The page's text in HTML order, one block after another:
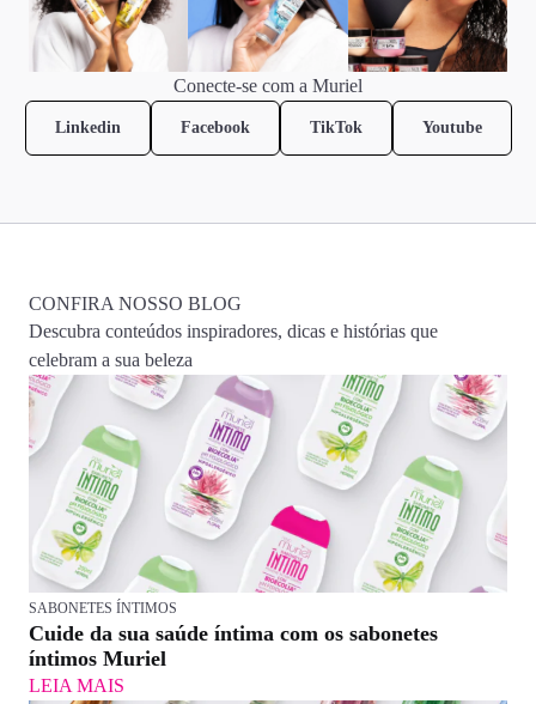
Conecte-se com a Muriel
Linkedin Facebook TikTok Youtube
CONFIRA NOSSO BLOG
Descubra conteúdos inspiradores, dicas e histórias que
celebram a sua beleza
SABONETES ÍNTIMOS
Cuide da sua saúde íntima com os sabonetes
íntimos Muriel
LEIA MAIS